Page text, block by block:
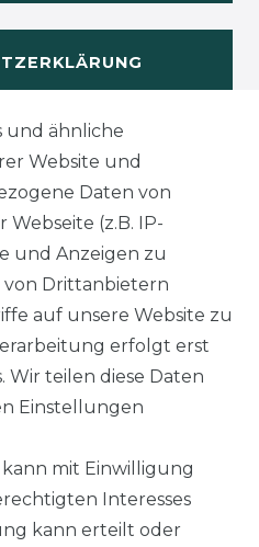
möchten Sich mit uns
setzen?
- 7942081
finden Sie hier:
und ähnliche
Website und
Daten von
(z.B. IP-
und Anzeigen zu
von Drittanbietern
auf unsere Website zu
erfolgt erst
Wir teilen diese Daten
Einstellungen
mit Einwilligung
Interesses
kann erteilt oder